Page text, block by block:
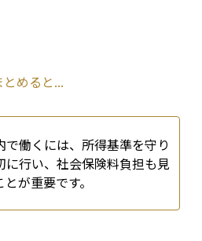
めると...
で働くには、所得基準を守り
行い、社会保険料負担も見
が重要です。